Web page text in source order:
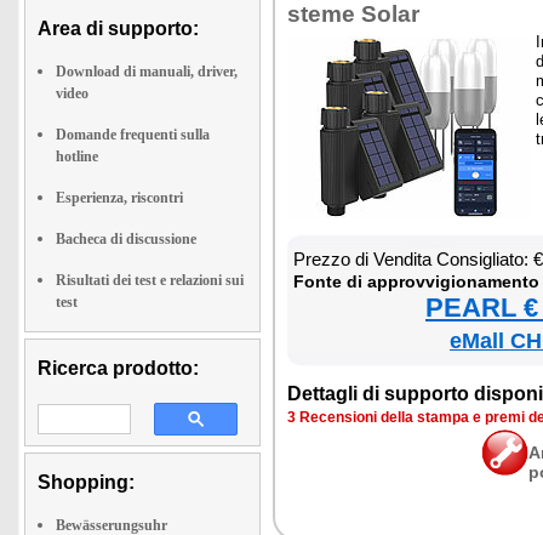
Area di supporto:
Download di manuali, driver,
video
Domande frequenti sulla
hotline
Esperienza, riscontri
Bacheca di discussione
Risultati dei test e relazioni sui
test
Ricerca prodotto:
Shopping:
Bewässerungsuhr
ste­me So­lar
Prez­zo di Ven­di­ta Con­si­glia­to:
Fon­te di
PEARL
eMall
Det­ta­gli di sup­por­to
3 Re­cen­sio­ni del­la stam­pa e pre­mi